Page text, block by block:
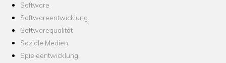
Software
Softwareentwicklung
Softwarequalität
Soziale Medien
Spieleentwicklung